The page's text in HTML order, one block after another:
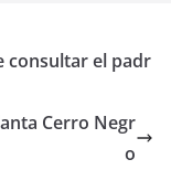
consultar el padr
Cerro Negr
o